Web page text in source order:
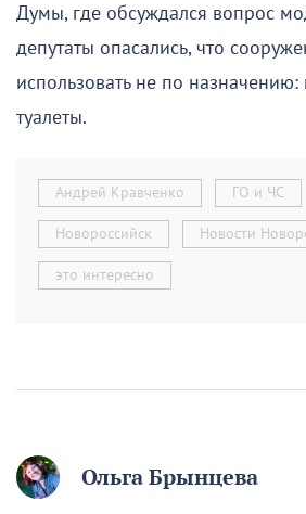
Думы, где обсуждался вопрос
депутаты опасались, что
использовать не по
туалеты.
Андрей Кравченко ГО и ЧС
Новороссийск Новости
это интересно
Ольга Брынцева